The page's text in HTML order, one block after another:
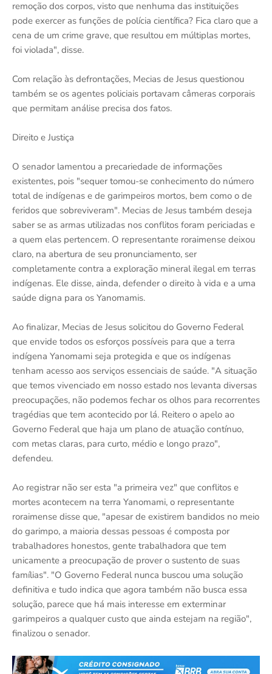
remoção dos corpos, visto que nenhuma das instituições
pode exercer as funções de polícia científica? Fica claro que a
cena de um crime grave, que resultou em múltiplas mortes,
foi violada", disse.
Com relação às defrontações, Mecias de Jesus questionou
também se os agentes policiais portavam câmeras corporais
que permitam análise precisa dos fatos.
Direito e Justiça
O senador lamentou a precariedade de informações
existentes, pois "sequer tomou-se conhecimento do número
total de indígenas e de garimpeiros mortos, bem como o de
feridos que sobreviveram". Mecias de Jesus também deseja
saber se as armas utilizadas nos conflitos foram periciadas e
a quem elas pertencem. O representante roraimense deixou
claro, na abertura de seu pronunciamento, ser
completamente contra a exploração mineral ilegal em terras
indígenas. Ele disse, ainda, defender o direito à vida e a uma
saúde digna para os Yanomamis.
Ao finalizar, Mecias de Jesus solicitou do Governo Federal
que envide todos os esforços possíveis para que a terra
indígena Yanomami seja protegida e que os indígenas
tenham acesso aos serviços essenciais de saúde. "A situação
que temos vivenciado em nosso estado nos levanta diversas
preocupações, não podemos fechar os olhos para recorrentes
tragédias que tem acontecido por lá. Reitero o apelo ao
Governo Federal que haja um plano de atuação contínuo,
com metas claras, para curto, médio e longo prazo",
defendeu.
Ao registrar não ser esta "a primeira vez" que conflitos e
mortes acontecem na terra Yanomami, o representante
roraimense disse que, "apesar de existirem bandidos no meio
do garimpo, a maioria dessas pessoas é composta por
trabalhadores honestos, gente trabalhadora que tem
unicamente a preocupação de prover o sustento de suas
famílias". "O Governo Federal nunca buscou uma solução
definitiva e tudo indica que agora também não busca essa
solução, parece que há mais interesse em exterminar
garimpeiros a qualquer custo que ainda estejam na região",
finalizou o senador.